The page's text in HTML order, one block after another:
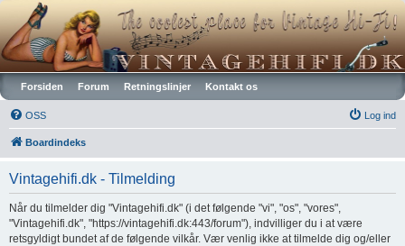
Vintagehifi.dk
Forsiden Forum Retningslinjer Kontakt os
OSS Log ind
Boardindeks
Vintagehifi.dk - Tilmelding
Når du tilmelder dig "Vintagehifi.dk" (i det følgende "vi", "os", "vores",
"Vintagehifi.dk", "https://vintagehifi.dk:443/forum"), indvilliger du i at være
retsgyldigt bundet af de følgende vilkår. Vær venlig ikke at tilmelde dig og/eller